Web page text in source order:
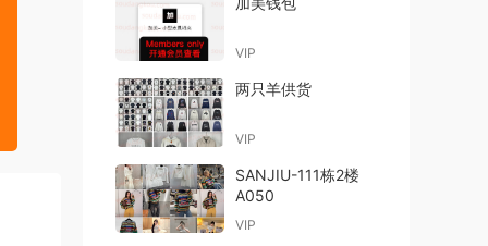
VIP
两只羊供货
VIP
SANJIU-111栋2楼
A050
VIP